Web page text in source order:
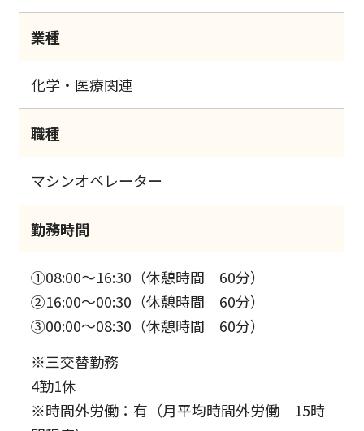
業種
化学・医療関連
職種
マシンオペレーター
勤務時間
①08:00～16:30（休憩時間 60分）
②16:00～00:30（休憩時間 60分）
③00:00～08:30（休憩時間 60分）
※三交替勤務
4勤1休
※時間外労働：有（月平均時間外労働 15時